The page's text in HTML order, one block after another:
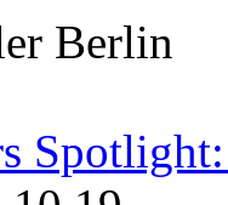
Berlin